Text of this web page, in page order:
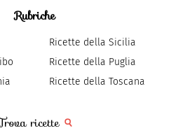
Rubriche
Ricette della Sicilia
Ricette della Puglia
Ricette della Toscana
ricette